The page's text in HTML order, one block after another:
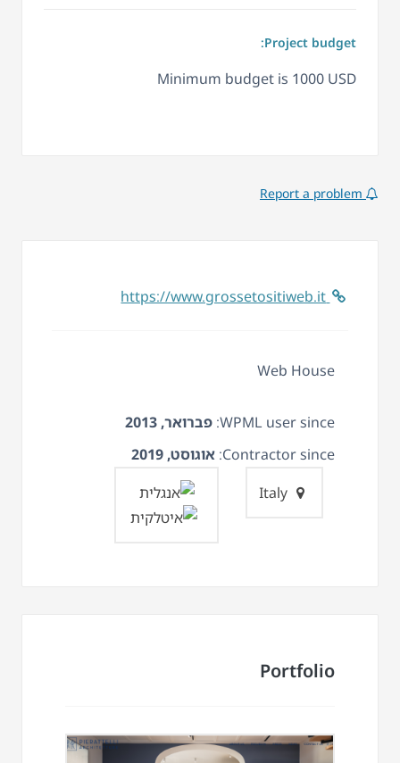
Project budget:
Minimum budget is 1000 USD
Web House
WPML user since: פברואר, 2013
Contractor since: אוגוסט, 2019
Portfolio